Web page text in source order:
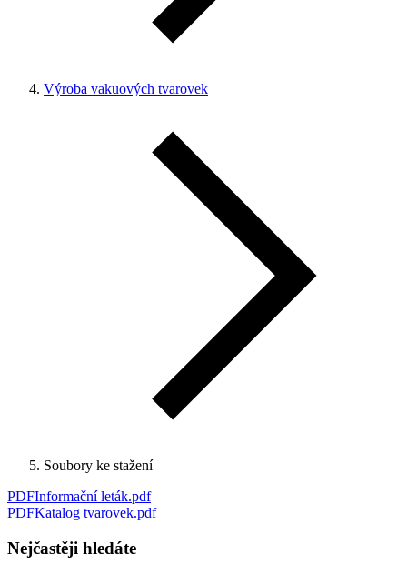
Výroba vakuových tvarovek
Soubory ke stažení
PDFInformační leták.pdf
PDFKatalog tvarovek.pdf
Nejčastěji hledáte